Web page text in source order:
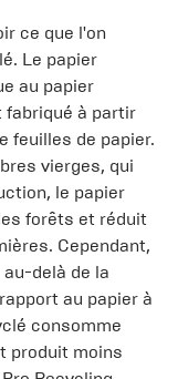
ce que l'on
Le papier
au papier
fabriqué à partir
feuilles de papier.
vierges, qui
le papier
forêts et réduit
Cependant,
delà de la
au papier à
consomme
produit moins